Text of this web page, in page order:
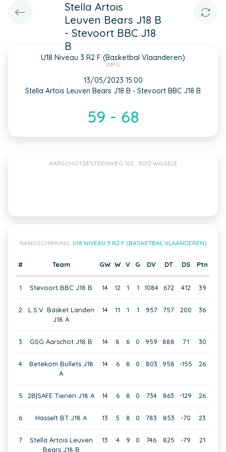
Stella Artois
Leuven Bears J18 B
- Stevoort BBC J18
B
U18 Niveau 3 R2 F (Basketbal Vlaanderen)
INFO
13/05/2023 15:00
Stella Artois Leuven Bears J18 B - Stevoort BBC J18 B
59 - 68
AARSCHOTSESTEENWEG 163 , 3012 WILSELE
RANGSCHIKKING: U18 NIVEAU 3 R2 F (BASKETBAL VLAANDEREN)
# Team GW W V G DV DT DS Ptn
1 Stevoort BBC J18 B 14 12 1 1 1084 672 412 39
2
L.S.V. Basket Landen
J18 A
14 11 1 1 957 757 200 36
3 GSG Aarschot J18 B 14 8 6 0 959 888 71 30
4
Betekom Bullets J18
A
14 6 8 0 803 958 -155 26
5 2B|SAFE Tienen J18 A 14 6 8 0 734 863 -129 26
6 Hasselt BT J18 A 13 5 8 0 783 853 -70 23
7
Stella Artois Leuven
Bears J18 B
13 4 9 0 746 825 -79 21